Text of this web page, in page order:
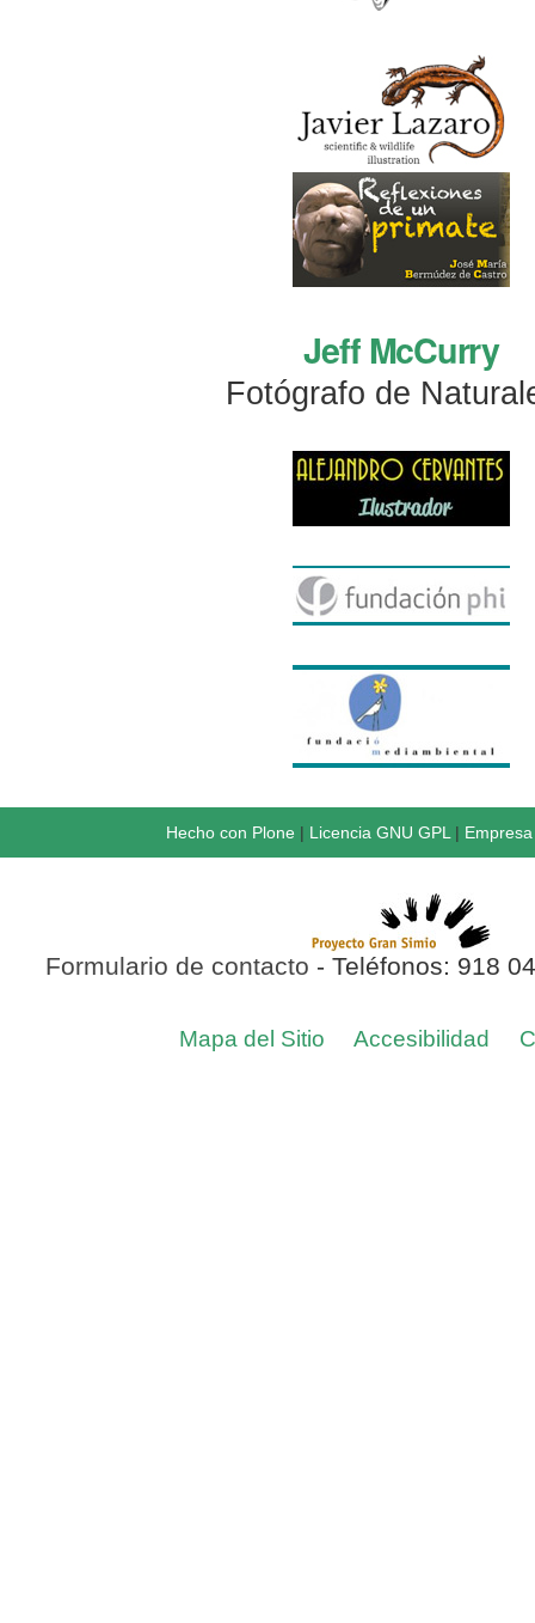
Jeff McCurry
Fotógrafo de
Hecho con Plone| Licencia GNU GPL |
Formulario de contacto - Teléfonos: 918
Mapa del Sitio Accesibilidad